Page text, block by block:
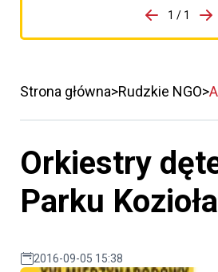
porzpedniego komunikatu
1 / 1
Strona główna Rudzkie NGO
Orkiestry
Parku Kozioła
2016-09-05 15:38